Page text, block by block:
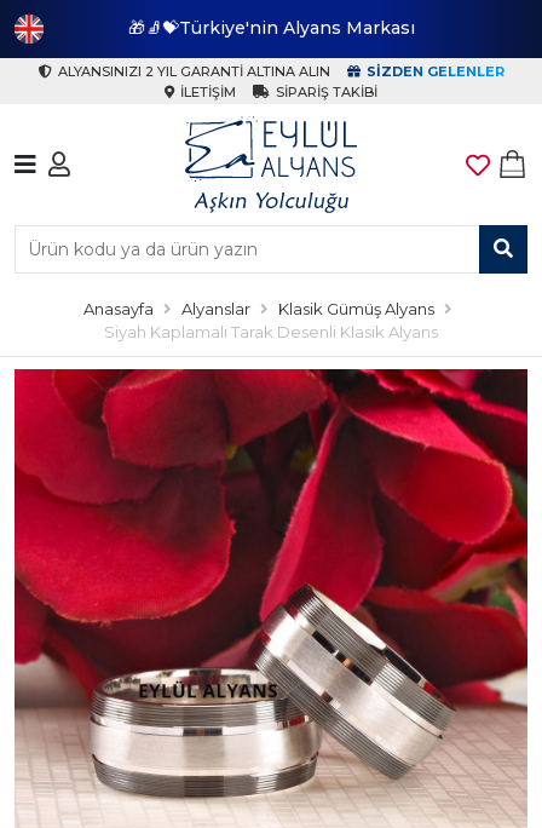
🎁🧦💝Türkiye'nin Alyans Markası
ALYANSINIZI 2 YIL GARANTI ALTINA ALIN
SIZDEN GELENLER
İLETIŞIM
SIPARIŞ TAKIBI
Anasayfa Alyanslar
Klasik Gümüş Alyans
Siyah Kaplamalı Tarak Desenli Klasik Alyans